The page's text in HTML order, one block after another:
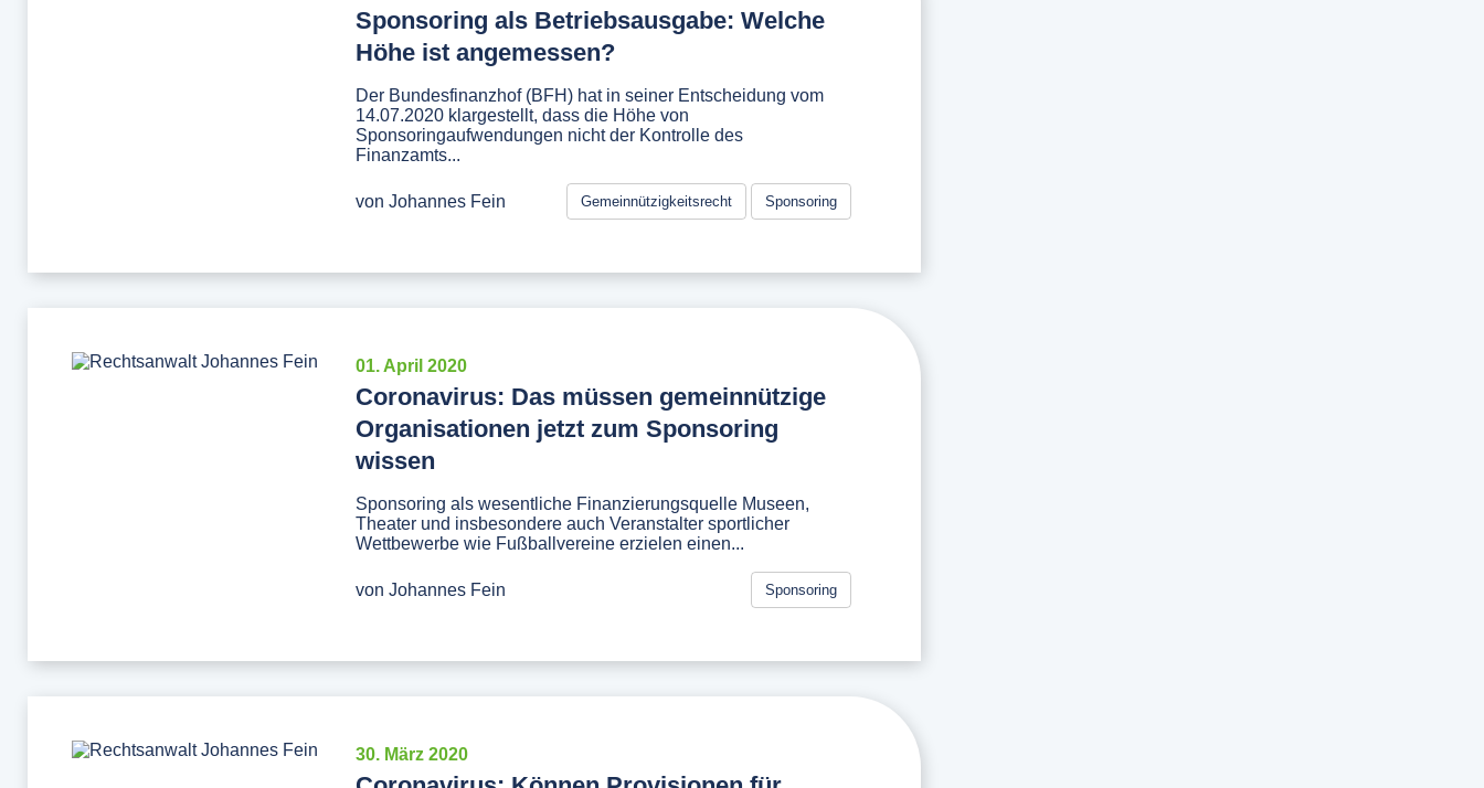
Sponsoring als Betriebsausgabe: Welche
Höhe ist angemessen?
Der Bundesfinanzhof (BFH) hat in seiner Entscheidung vom
14.07.2020 klargestellt, dass die Höhe von
Sponsoringaufwendungen nicht der Kontrolle des
Finanzamts...
von Johannes Fein Gemeinnützigkeitsrecht Sponsoring
01. April 2020
Coronavirus: Das müssen gemeinnützige
Organisationen jetzt zum Sponsoring
wissen
Sponsoring als wesentliche Finanzierungsquelle Museen,
Theater und insbesondere auch Veranstalter sportlicher
Wettbewerbe wie Fußballvereine erzielen einen...
von Johannes Fein Sponsoring
30. März 2020